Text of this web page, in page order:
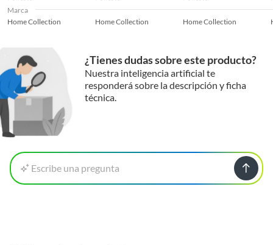
Marca
Home Collection
Home Collection Home Collection
¿Tienes dudas sobre este producto?
Nuestra inteligencia artificial te
responderá sobre la descripción y ficha
técnica.
Escribe una pregunta